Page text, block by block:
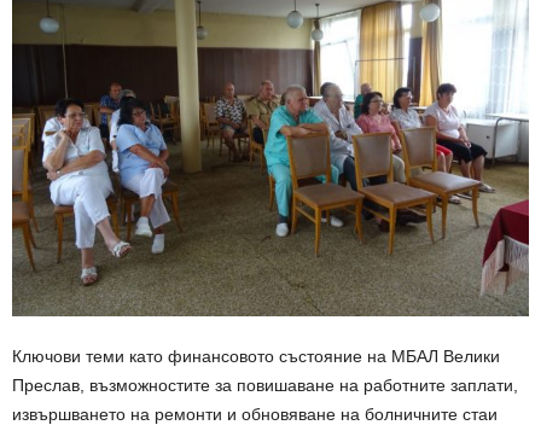
Ключови теми като финансовото състояние на МБАЛ Велики
Преслав, възможностите за повишаване на работните заплати,
извършването на ремонти и обновяване на болничните стаи